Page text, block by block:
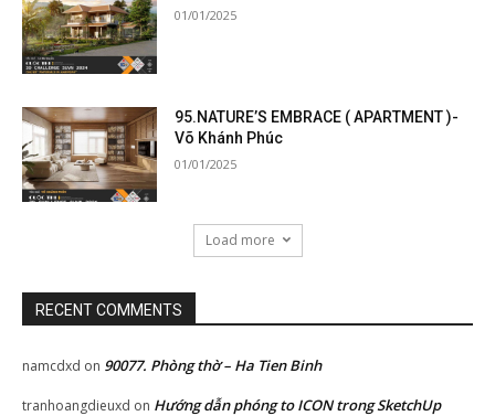
01/01/2025
95.NATURE’S EMBRACE ( APARTMENT )-
Võ Khánh Phúc
01/01/2025
Load more
RECENT COMMENTS
namcdxd on 90077. Phòng thờ – Ha Tien Binh
tranhoangdieuxd on Hướng dẫn phóng to ICON trong SketchUp